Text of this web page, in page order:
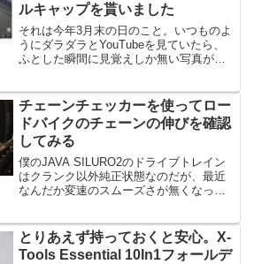
ルキャップを貰いました
それは今年3月末の日のこと。いつものよ
うにダラダラとYouTubeを見ていたら、
ふとした瞬間に見覚えしか無い写真が目
スピレーション受賞！僕は世界最大級の
サイクリングY...
チェーンチェッカーを使ってロー
ドバイクのチェーンの伸びを確認
してみる
僕のJAVA SILURO2のドライブトレイン
はクランク以外純正状態なのだが、最近
なんだか変速のスムーズさが無くなって
バチッと決まってくれない。これはもし
や…チェーンが...
とりあえず持っておくと安心。X-
Tools Essential 10In1フォールデ